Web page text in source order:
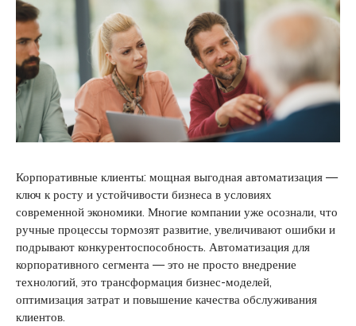
Корпоративные клиенты: мощная выгодная автоматизация —
ключ к росту и устойчивости бизнеса в условиях
современной экономики. Многие компании уже осознали, что
ручные процессы тормозят развитие, увеличивают ошибки и
подрывают конкурентоспособность. Автоматизация для
корпоративного сегмента — это не просто внедрение
технологий, это трансформация бизнес-моделей,
оптимизация затрат и повышение качества обслуживания
клиентов.